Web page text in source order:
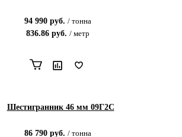
94 990руб. / тонна
836.86руб. / метр
Шестигранник 46 мм 09Г2С
86 790руб. / тонна